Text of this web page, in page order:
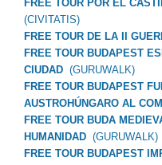
FREE TOUR POR EL
(CIVITATIS)
FREE TOUR DE LA II
FREE TOUR BUDAPEST
CIUDAD (GURUWALK)
FREE TOUR BUDAPEST
AUSTROHÚNGARO AL
FREE TOUR BUDA
HUMANIDAD (GURUWALK)
FREE TOUR BUDAPEST